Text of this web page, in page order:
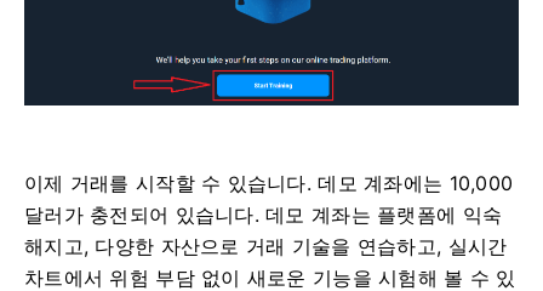
이제 거래를 시작할 수 있습니다. 데모 계좌에는 10,000
달러가 충전되어 있습니다. 데모 계좌는 플랫폼에 익숙
해지고, 다양한 자산으로 거래 기술을 연습하고, 실시간
차트에서 위험 부담 없이 새로운 기능을 시험해 볼 수 있